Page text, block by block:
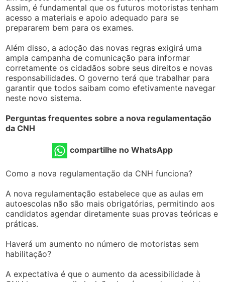
Assim, é fundamental que os futuros motoristas tenham
acesso a materiais e apoio adequado para se
prepararem bem para os exames.
Além disso, a adoção das novas regras exigirá uma
ampla campanha de comunicação para informar
corretamente os cidadãos sobre seus direitos e novas
responsabilidades. O governo terá que trabalhar para
garantir que todos saibam como efetivamente navegar
neste novo sistema.
Perguntas frequentes sobre a nova regulamentação
da CNH
compartilhe no WhatsApp
Como a nova regulamentação da CNH funciona?
A nova regulamentação estabelece que as aulas em
autoescolas não são mais obrigatórias, permitindo aos
candidatos agendar diretamente suas provas teóricas e
práticas.
Haverá um aumento no número de motoristas sem
habilitação?
A expectativa é que o aumento da acessibilidade à